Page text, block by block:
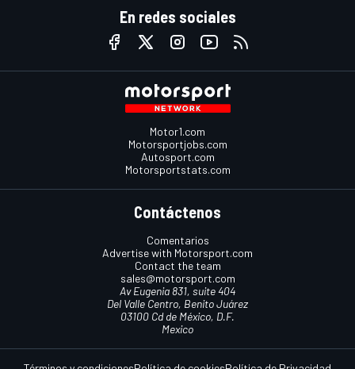
En redes sociales
Motor1.com
Motorsportjobs.com
Autosport.com
Motorsportstats.com
Contáctenos
Comentarios
Advertise with Motorsport.com
Contact the team
sales@motorsport.com
Av Eugenia 831, suite 404
Del Valle Centro, Benito Juárez
03100 Cd de México, D.F.
Mexico